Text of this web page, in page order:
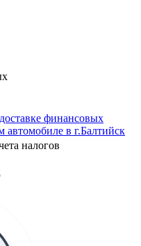
финансовых
автомобиле в г.Балтийск
налогов